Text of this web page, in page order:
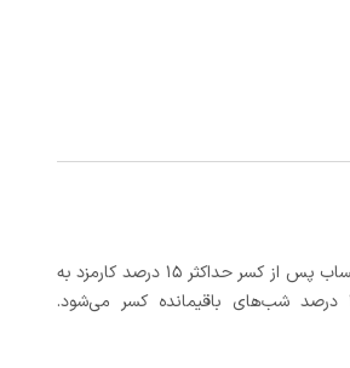
در صورتی که رزرو، حداقل 3 روز کامل قبل از تاریخ ورود لغو گردد؛ مبلغ صورتحساب پس از کسر حداکثر 15 درصد کارمزد به